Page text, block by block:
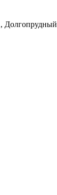
Долгопрудный